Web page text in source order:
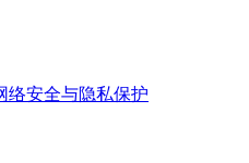
络安全与隐私保护